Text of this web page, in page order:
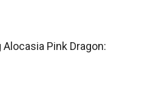
Pink Dragon: